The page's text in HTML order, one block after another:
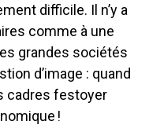
difficile. Il n’y a
comme à une
grandes sociétés
d’image : quand
cadres festoyer
!